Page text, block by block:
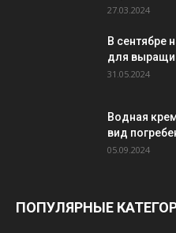
27.03.2024
В сентябре
для
31.05.2024
Водная
вид
05.09.2024
ПОПУЛЯРНЫЕ